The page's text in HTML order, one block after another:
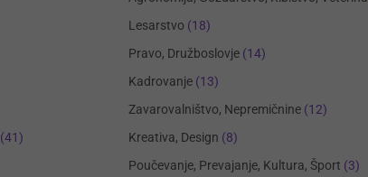
(41)
Lesarstvo (18)
Pravo, Družboslovje (14)
Kadrovanje (13)
Zavarovalništvo, Nepremičnine (12)
Kreativa, Design (8)
Poučevanje, Prevajanje, Kultura, Šport (3)